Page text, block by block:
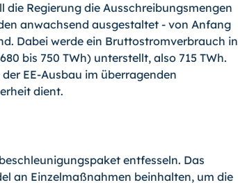
Regierung die Ausschreibungsmengen
anwachsend ausgestaltet - von Anfang
Dabei werde ein Bruttostromverbrauch in
bis 750 TWh) unterstellt, also 715 TWh.
EE-Ausbau im überragenden
dient.
entfesseln. Das
an Einzelmaßnahmen beinhalten, um die